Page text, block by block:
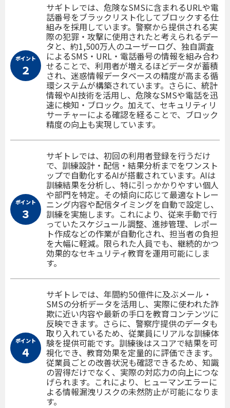
ポイント
２
サギトレでは、危険なSMSに含まれるURLや電
話番号をブラックリスト化してブロックする仕
組みを採用しています。警察から提供される実
際の犯罪・攻撃に使用されたと考えられるデー
タと、約1,500万人のユーザーログ、独自調査
によるSMS・URL・電話番号の情報を組み合わ
せることで、利用者が増えるほどデータが蓄積
され、迷惑情報データベースの精度が高まる循
環システムが構築されています。さらに、統計
情報やAI技術を活用し、危険なSMSや電話を迅
速に検知・ブロック。加えて、セキュリティリ
サーチャーによる確認を経ることで、ブロック
精度の向上も実現しています。
ポイント
３
サギトレでは、初回の利用者登録を行うだけ
で、訓練設計・配信・結果分析までをワンスト
ップで自動化するAIが搭載されています。AIは
訓練結果を分析し、特に引っかかりやすい個人
や部門を特定。その傾向に応じて最適なトレー
ニング内容や配信タイミングを自動で設定し、
訓練を実施します。これにより、従来手動で行
っていたスケジュール調整、進捗管理、レポー
ト作成などの作業が自動化され、担当者の負担
を大幅に軽減。限られた人員でも、継続的かつ
効果的なセキュリティ教育を運用可能にしま
す。
ポイント
４
サギトレでは、年間約50億件に及ぶメール・
SMSの分析データを活用し、実際に使われた詐
欺に近い内容や最新の手口を教育コンテンツに
反映できます。さらに、警察庁提供のデータも
取り入れているため、従業員にリアルな訓練体
験を提供可能です。訓練後はスコアで結果を可
視化でき、教育効果を定量的に評価できます。
従業員ごとの改善状況も確認できるため、知識
の習得だけでなく、実際の対応力の向上につな
げられます。これにより、ヒューマンエラーに
よる情報漏洩リスクの未然防止が可能になりま
す。